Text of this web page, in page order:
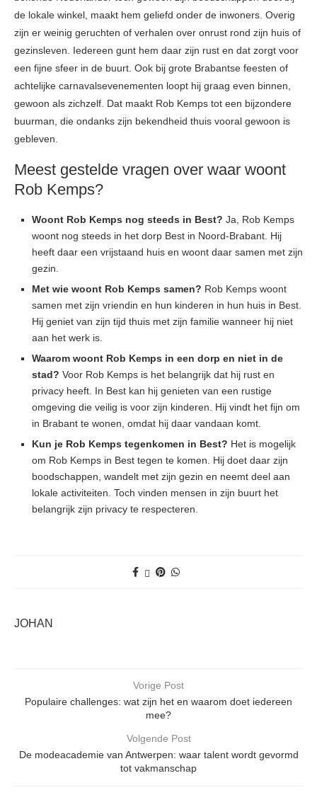
de lokale winkel, maakt hem geliefd onder de inwoners. Overig
zijn er weinig geruchten of verhalen over onrust rond zijn huis of
gezinsleven. Iedereen gunt hem daar zijn rust en dat zorgt voor
een fijne sfeer in de buurt. Ook bij grote Brabantse feesten of
achtelijke carnavalsevenementen loopt hij graag even binnen,
gewoon als zichzelf. Dat maakt Rob Kemps tot een bijzondere
buurman, die ondanks zijn bekendheid thuis vooral gewoon is
gebleven.
Meest gestelde vragen over waar woont
Rob Kemps?
Woont Rob Kemps nog steeds in Best? Ja, Rob Kemps
woont nog steeds in het dorp Best in Noord-Brabant. Hij
heeft daar een vrijstaand huis en woont daar samen met zijn
gezin.
Met wie woont Rob Kemps samen? Rob Kemps woont
samen met zijn vriendin en hun kinderen in hun huis in Best.
Hij geniet van zijn tijd thuis met zijn familie wanneer hij niet
aan het werk is.
Waarom woont Rob Kemps in een dorp en niet in de
stad? Voor Rob Kemps is het belangrijk dat hij rust en
privacy heeft. In Best kan hij genieten van een rustige
omgeving die veilig is voor zijn kinderen. Hij vindt het fijn om
in Brabant te wonen, omdat hij daar vandaan komt.
Kun je Rob Kemps tegenkomen in Best? Het is mogelijk
om Rob Kemps in Best tegen te komen. Hij doet daar zijn
boodschappen, wandelt met zijn gezin en neemt deel aan
lokale activiteiten. Toch vinden mensen in zijn buurt het
belangrijk zijn privacy te respecteren.
JOHAN
Vorige Post
Populaire challenges: wat zijn het en waarom doet iedereen
mee?
Volgende Post
De modeacademie van Antwerpen: waar talent wordt gevormd
tot vakmanschap